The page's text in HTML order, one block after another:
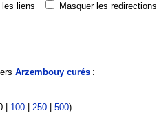
les liens Masquer les redirections
Arzembouy curés:
| 100| 250| 500)